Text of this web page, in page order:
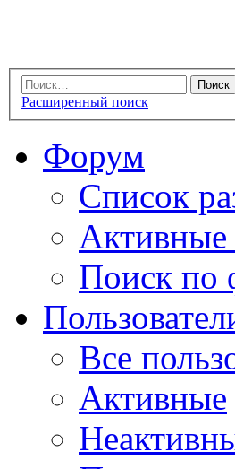
Расширенный поиск
Форум
Список
Поиск по
Все
Активные